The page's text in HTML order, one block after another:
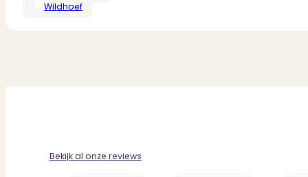
Wildhoef
Bekijk al onze reviews